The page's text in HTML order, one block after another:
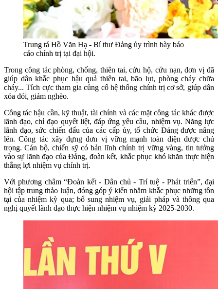
Trung tá Hồ Văn Hạ - Bí thư Đảng ủy trình bày báo
cáo chính trị tại đại hội.
Trong công tác phòng, chống, thiên tai, cứu hộ, cứu nạn, đơn vị đã
giúp dân khắc phục hậu quả thiên tai, bão lụt, phòng cháy chữa
cháy... Tích cực tham gia củng cố hệ thống chính trị cơ sở, giúp dân
xóa đói, giảm nghèo.
Công tác hậu cần, kỹ thuật, tài chính và các mặt công tác khác được
lãnh đạo, chỉ đạo quyết liệt, đáp ứng yêu cầu, nhiệm vụ. Năng lực
lãnh đạo, sức chiến đấu của các cấp ủy, tổ chức Đảng được nâng
lên. Công tác xây dựng đơn vị vững mạnh toàn diện được chú
trọng. Cán bộ, chiến sỹ có bản lĩnh chính trị vững vàng, tin tưởng
vào sự lãnh đạo của Đảng, đoàn kết, khắc phục khó khăn thực hiện
thắng lợi nhiệm vụ chính trị.
Với phương châm “Đoàn kết - Dân chủ - Trí tuệ - Phát triển”, đại
hội tập trung thảo luận, đóng góp ý kiến nhằm khắc phục những tồn
tại của nhiệm kỳ qua; bổ sung nhiệm vụ, giải pháp và thông qua
nghị quyết lãnh đạo thực hiện nhiệm vụ nhiệm kỳ 2025-2030.